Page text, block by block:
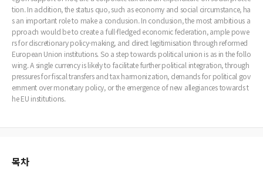
tion. In addition, the status quo, such as economy and social circumstance, ha
s an important role to make a conclusion. In conclusion, the most ambitious a
pproach would be to create a full-fledged economic federation, ample powe
rs for discretionary policy-making, and direct legitimisation through reformed
European Union institutions. So a step towards political union is as in the follo
wing. A single currency is likely to facilitate further political integration, through
pressures for fiscal transfers and tax harmonization, demands for political gov
ernment over monetary policy, or the emergence of new allegiances towards t
he EU institutions.
목차